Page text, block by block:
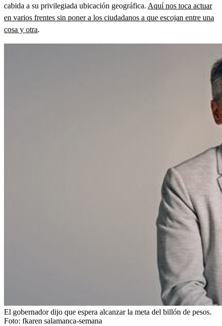
cabida a su privilegiada ubicación geográfica. Aquí nos toca actuar
en varios frentes sin poner a los ciudadanos a que escojan entre una
cosa y otra.
El gobernador dijo que espera alcanzar la meta del billón de pesos.
Foto: fkaren salamanca-semana